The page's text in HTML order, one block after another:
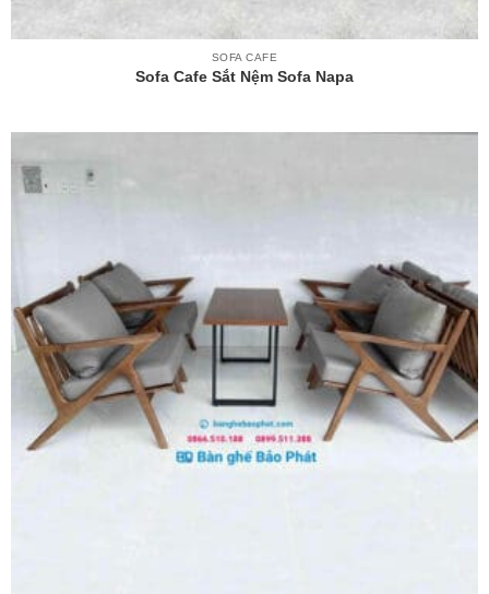
SOFA CAFE
Sofa Cafe Sắt Nệm Sofa Napa